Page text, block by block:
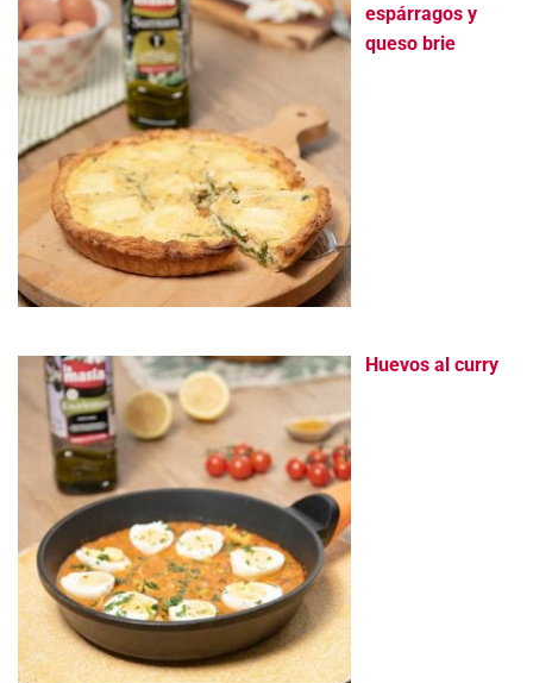
espárragos y
queso brie
Huevos al curry